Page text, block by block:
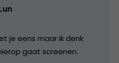
je eens maar ik denk
gaat screenen.